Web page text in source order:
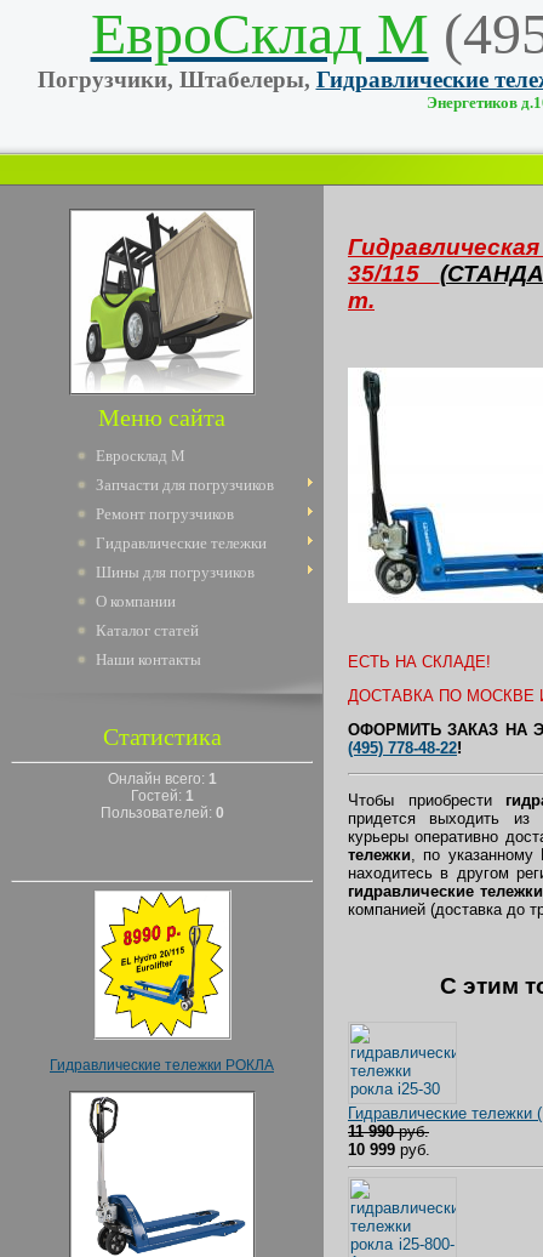
ЕвроСклад М
Погрузчики, Штабелеры, Гидравлические
Энергетиков
Меню сайта
Евросклад М
Запчасти для погрузчиков
Ремонт погрузчиков
Гидравлические тележки
Шины для погрузчиков
О компании
Каталог статей
Наши контакты
Статистика
Онлайн всего: 1
Гостей: 1
Пользователей: 0
Гидравлические тележки РОКЛА
35/115
т.
ЕСТЬ НА СКЛАДЕ!
ДОСТАВКА ПО МОСКВЕ
ОФОРМИТЬ ЗАКАЗ НА
(495) 778-48-22!
Чтобы приобрести
придется выходить
курьеры оперативно
тележки, по
находитесь в другом
гидравлические тележки
компанией (доставка до
C этим
Гидравлические
11 990руб.
10 999 руб.